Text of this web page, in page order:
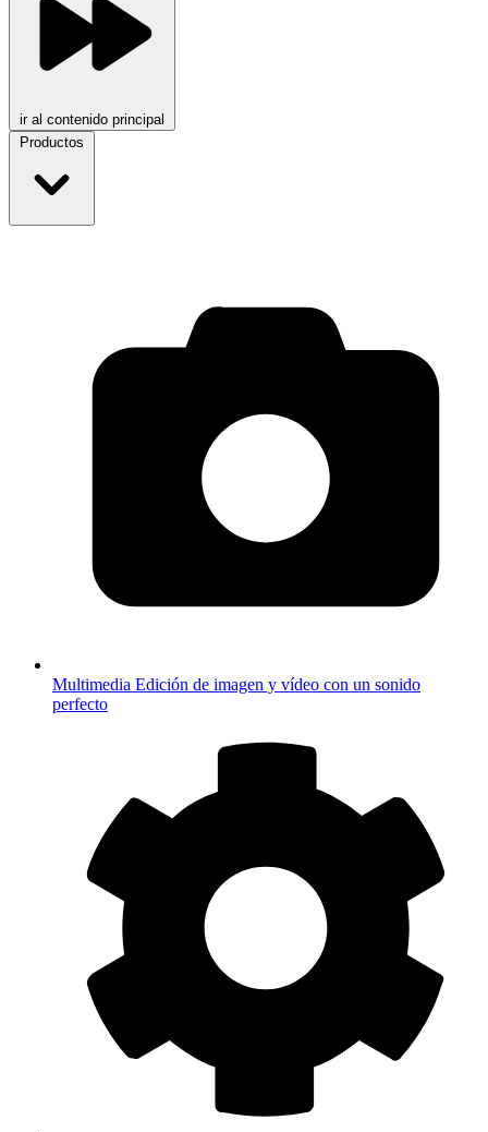
ir al contenido principal
Productos
Multimedia Edición de imagen y vídeo con un sonido
perfecto